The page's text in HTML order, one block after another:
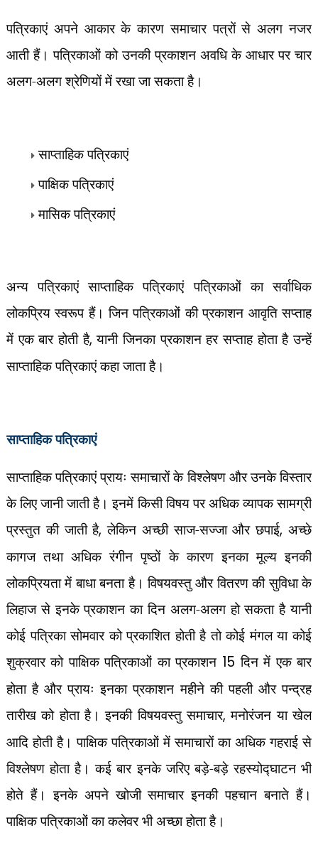
पत्रिकाएं अपने आकार के कारण समाचार पत्रों से अलग नजर
आती हैं। पत्रिकाओं को उनकी प्रकाशन अवधि के आधार पर चार
अलग-अलग श्रेणियों में रखा जा सकता है।
साप्ताहिक पत्रिकाएं
पाक्षिक पत्रिकाएं
मासिक पत्रिकाएं
अन्य पत्रिकाएं साप्ताहिक पत्रिकाएं पत्रिकाओं का सर्वाधिक
लोकप्रिय स्वरूप हैं। जिन पत्रिकाओं की प्रकाशन आवृति सप्ताह
में एक बार होती है,यानी जिनका प्रकाशन हर सप्ताह होता है उन्हें
साप्ताहिक पत्रिकाएं कहा जाता है।
साप्ताहिक पत्रिकाएं
साप्ताहिक पत्रिकाएं प्रायः समाचारों के विश्लेषण और उनके विस्तार
के लिए जानी जाती है। इनमें किसी विषय पर अधिक व्यापक सामग्री
प्रस्तुत की जाती है,लेकिन अच्छी साज-सज्जा और छपाई,अच्छे
कागज तथा अधिक रंगीन पृष्ठों के कारण इनका मूल्य इनकी
लोकप्रियता में बाधा बनता है। विषयवस्तु और वितरण की सुविधा के
लिहाज से इनके प्रकाशन का दिन अलग-अलग हो सकता है यानी
कोई पत्रिका सोमवार को प्रकाशित होती है तो कोई मंगल या कोई
शुक्रवार कोपाक्षिक पत्रिकाओं का प्रकाशन 15 दिन में एक बार
होता है और प्रायः इनका प्रकाशन महीने की पहली और पन्द्रह
तारीख को होता है। इनकी विषयवस्तु समाचार,मनोरंजन या खेल
आदि होती है। पाक्षिक पत्रिकाओं में समाचारों का अधिक गहराई से
विश्लेषण होता है। कई बार इनके जरिए बड़े-बड़े रहस्योद्घाटन भी
होते हैं। इनके अपने खोजी समाचार इनकी पहचान बनाते हैं।
पाक्षिक पत्रिकाओं का कलेवर भी अच्छा होता है।